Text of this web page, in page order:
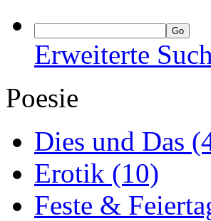
Erweiterte
Poesie
Dies und Das
Erotik (10)
Feste &